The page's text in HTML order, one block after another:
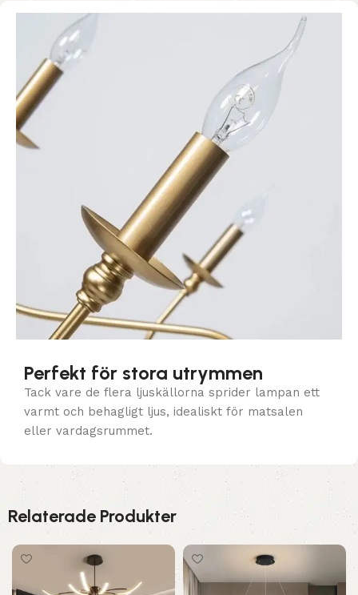
Perfekt för stora utrymmen
Tack vare de flera ljuskällorna sprider lampan ett
varmt och behagligt ljus, idealiskt för matsalen
eller vardagsrummet.
Relaterade Produkter